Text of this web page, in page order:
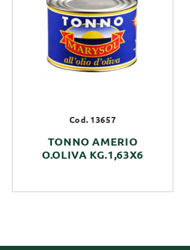
Cod. 13657
TONNO AMERIO
O.OLIVA KG.1,63X6